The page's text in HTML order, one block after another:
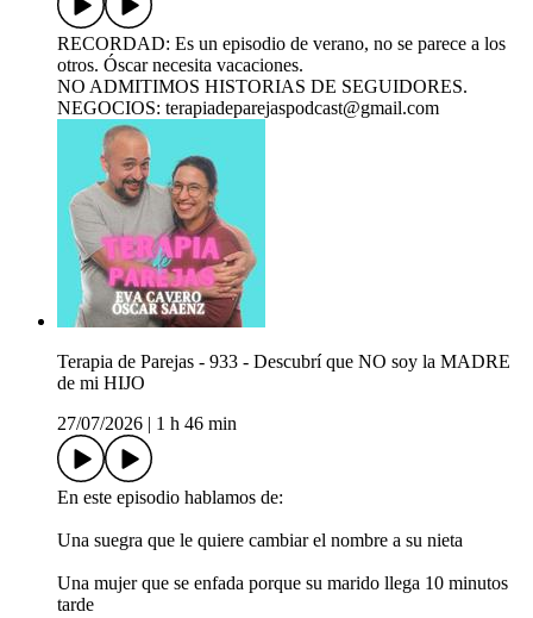
RECORDAD: Es un episodio de verano, no se parece a los
otros. Óscar necesita vacaciones.
NO ADMITIMOS HISTORIAS DE SEGUIDORES.
NEGOCIOS: terapiadeparejaspodcast@gmail.com
Terapia de Parejas - 933 - Descubrí que NO soy la MADRE
de mi HIJO
27/07/2026
1 h 46 min
En este episodio hablamos de:
Una suegra que le quiere cambiar el nombre a su nieta
Una mujer que se enfada porque su marido llega 10 minutos
tarde